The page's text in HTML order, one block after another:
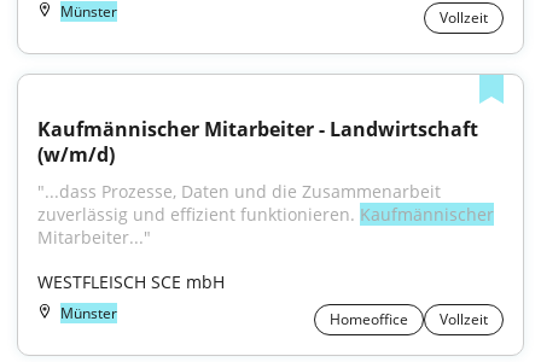
Münster Vollzeit
Kaufmännischer Mitarbeiter - Landwirtschaft
(w/m/d)
"...dass Prozesse, Daten und die Zusammenarbeit
zuverlässig und effizient funktionieren. Kaufmännischer
Mitarbeiter..."
WESTFLEISCH SCE mbH
Münster Homeoffice Vollzeit